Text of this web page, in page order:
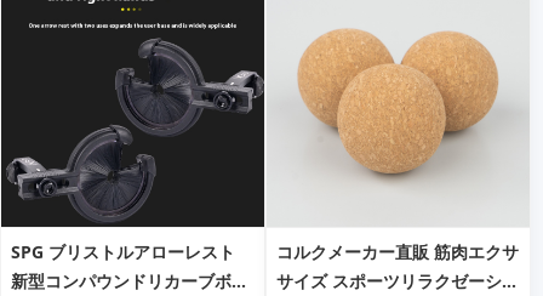
SPG ブリストルアローレスト
新型コンパウンドリカーブボウ
コルクメーカー直販 筋肉エクサ
サイズ スポーツリラクゼーショ